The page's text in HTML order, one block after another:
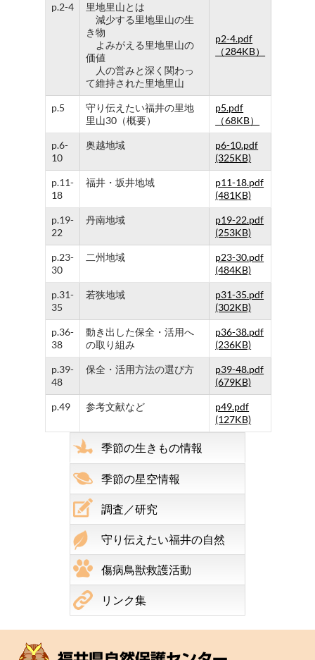
p.2-4
里地里山とは
減少する里地里山の生
き物
よみがえる里地里山の
価値
人の営みと深く関わっ
て維持された里地里山
p2-4.pdf
（284KB）
p.5
守り伝えたい福井の里地
里山30（概要）
p5.pdf
（68KB）
p.6-
10
奥越地域
p6-10.pdf
(325KB)
p.11-
18
福井・坂井地域
p11-18.pdf
(481KB)
p.19-
22
丹南地域
p19-22.pdf
(253KB)
p.23-
30
二州地域
p23-30.pdf
(484KB)
p.31-
35
若狭地域
p31-35.pdf
(302KB)
p.36-
38
動き出した保全・活用へ
の取り組み
p36-38.pdf
(236KB)
p.39-
48
保全・活用方法の選び方
p39-48.pdf
(679KB)
p.49 参考文献など
p49.pdf
(127KB)
季節の生きもの情報
季節の星空情報
調査／研究
守り伝えたい福井の自然
傷病鳥獣救護活動
リンク集